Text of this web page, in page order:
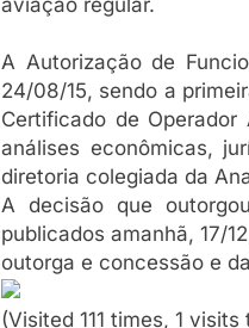
aviação regular.
A Autorização de
24/08/15, sendo a
Certificado de Operador
análises econômicas,
diretoria colegiada da
A decisão que
publicados amanhã, 17/
outorga e concessão e
(Visited 111 times, 1 visits